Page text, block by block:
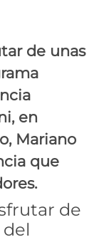
de unas
en
Mariano
que
de